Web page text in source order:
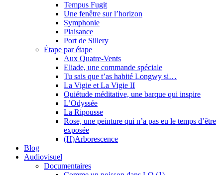
Tempus Fugit
Une fenêtre sur l’horizon
Symphonie
Plaisance
Port de Sillery
Étape par étape
Aux Quatre-Vents
Eliade, une commande spéciale
Tu sais que t’as habité Longwy si…
La Vigie et La Vigie II
Quiétude méditative, une barque qui inspire
L’Odyssée
La Ripousse
Rose, une peinture qui n’a pas eu le temps d’être
exposée
(H)Arborescence
Blog
Audiovisuel
Documentaires